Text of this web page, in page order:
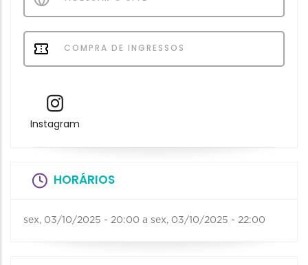
COMPRA DE INGRESSOS
Instagram
HORÁRIOS
sex, 03/10/2025 - 20:00 a sex, 03/10/2025 - 22:00